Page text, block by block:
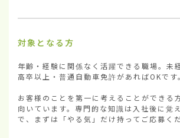
対象となる方
年齢・経験に関係なく活躍できる職場。未
高卒以上・普通自動車免許があればOKです
お客様のことを第一に考えることができる
向いています。専門的な知識は入社後に覚
で、まずは「やる気」だけ持ってご応募く